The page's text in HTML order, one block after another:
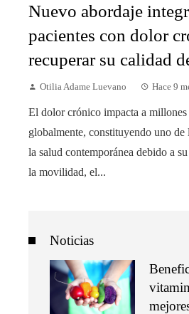
Nuevo abordaje
pacientes con dolor
recuperar su calidad
Otilia Adame Luevano Hace 9
El dolor crónico impacta a
globalmente, constituyendo uno de
la salud contemporánea debido a
la movilidad, el...
Noticias